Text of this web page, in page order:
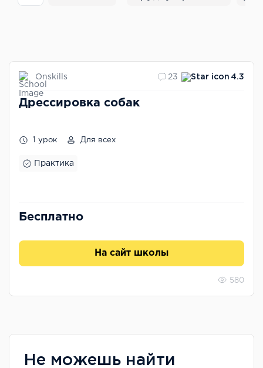
Onskills 23 4.3
Дрессировка собак
1 урок Для всех
Практика
Бесплатно
На сайт школы
580
Не можешь найти